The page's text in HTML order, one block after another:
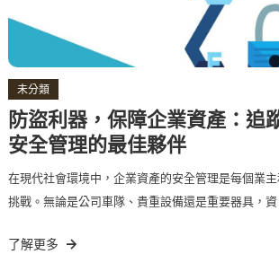
未分類
防盜利器，保障企業資產：追
安全管理的最佳夥伴
在現代社會環境中，企業資產的安全管理是每個業
挑戰。無論是公司車隊、貴重設備還是重要器具，
了解更多